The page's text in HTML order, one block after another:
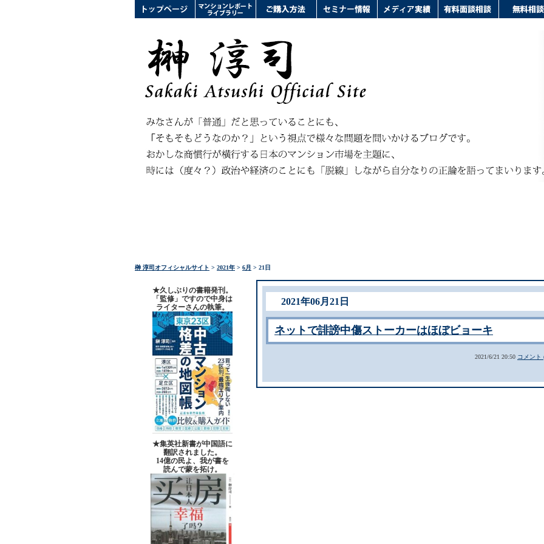
榊 淳司オフィシャルサイト > 2021年 > 6月 > 21日
★久しぶりの書籍発刊。
「監修」ですので中身は
ライターさんの執筆。
★集英社新書が中国語に
翻訳されました。
14億の民よ、我が書を
読んで蒙を拓け。
2021年06月21日
ネットで誹謗中傷ストーカーはほぼビョーキ
2021/6/21 20:50 コメント